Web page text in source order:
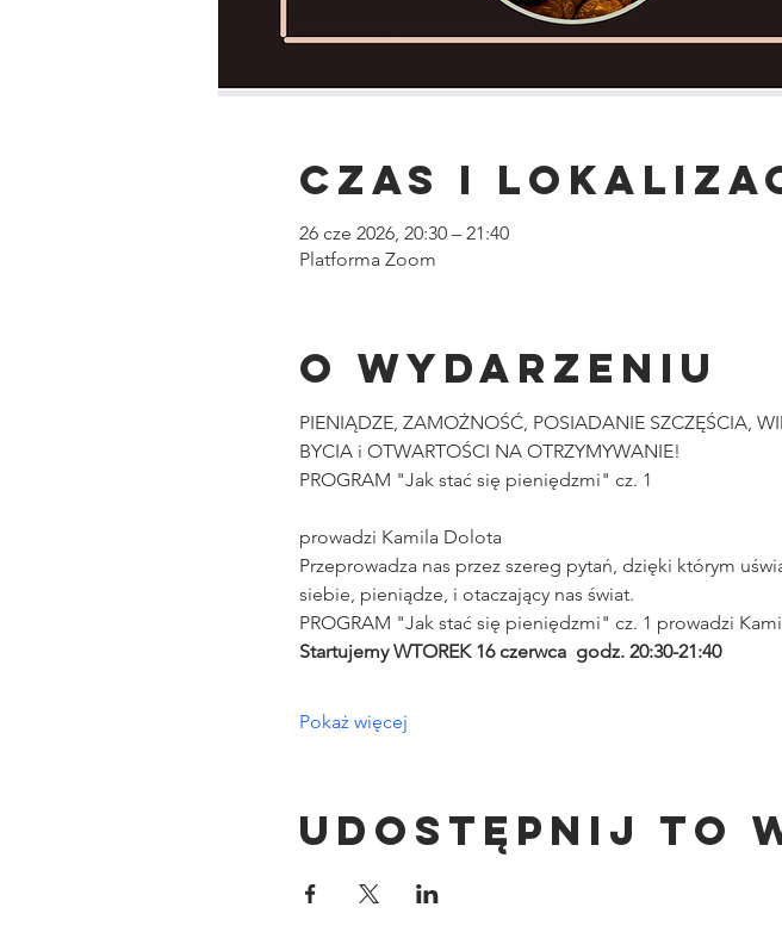
Czas i
26 cze 2026, 20:30 – 21:40
Platforma Zoom
O wydarzeniu
PIENIĄDZE, ZAMOŻNOŚĆ, POSIADANIE SZCZĘŚCIA,
BYCIA i OTWARTOŚCI NA OTRZYMYWANIE!
PROGRAM "Jak stać się pieniędzmi" cz. 1
prowadzi Kamila Dolota
Przeprowadza nas przez szereg pytań, dzięki którym
siebie, pieniądze, i otaczający nas świat.
PROGRAM "Jak stać się pieniędzmi" cz. 1 prowadzi
Startujemy WTOREK 16 czerwca  godz. 20:30-21:40
Pokaż więcej
Udostępnij to